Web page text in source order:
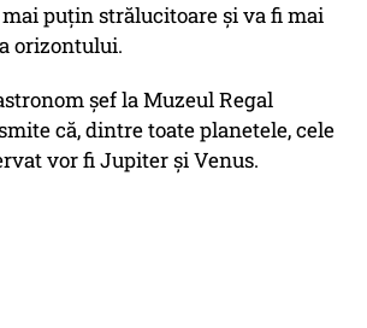
puţin strălucitoare şi va fi mai
orizontului.
şef la Muzeul Regal
că, dintre toate planetele, cele
vor fi Jupiter şi Venus.